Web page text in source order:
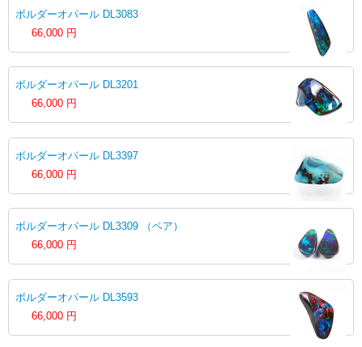
ボルダーオパール DL3083
66,000 円
ボルダーオパール DL3201
66,000 円
ボルダーオパール DL3397
66,000 円
ボルダーオパール DL3309 （ペア）
66,000 円
ボルダーオパール DL3593
66,000 円